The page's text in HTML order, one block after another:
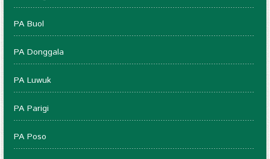
PA Buol
PA Donggala
PA Luwuk
PA Parigi
PA Poso